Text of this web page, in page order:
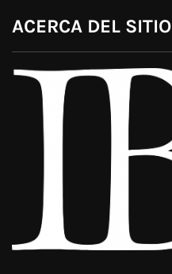
ACERCA DEL SITIO